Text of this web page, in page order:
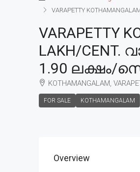
VARAPETTY
VARAPETTY
LAKH/
1.90 ലക്ഷം/
KOTHAMANGALAM,
FOR SALE KOTHAMANGALAM
Overview